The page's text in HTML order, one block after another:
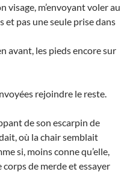
visage, m’envoyant voler au
et pas une seule prise dans
avant, les pieds encore sur
rejoindre le reste.
de son escarpin de
où la chair semblait
si, moins conne qu’elle,
de merde et essayer